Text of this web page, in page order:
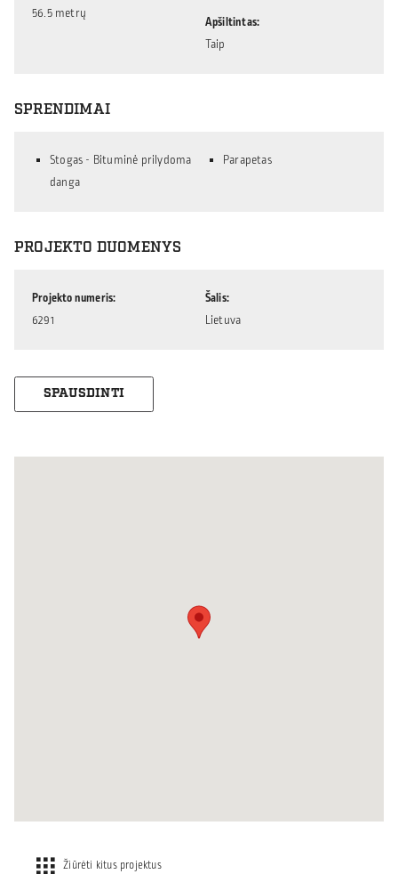
56.5 metrų
Apšiltintas
Taip
SPRENDIMAI
Stogas - Bituminė prilydoma
danga
Parapetas
PROJEKTO DUOMENYS
Projekto numeris
6291
Šalis
Lietuva
SPAUSDINTI
Žiūrėti kitus projektus